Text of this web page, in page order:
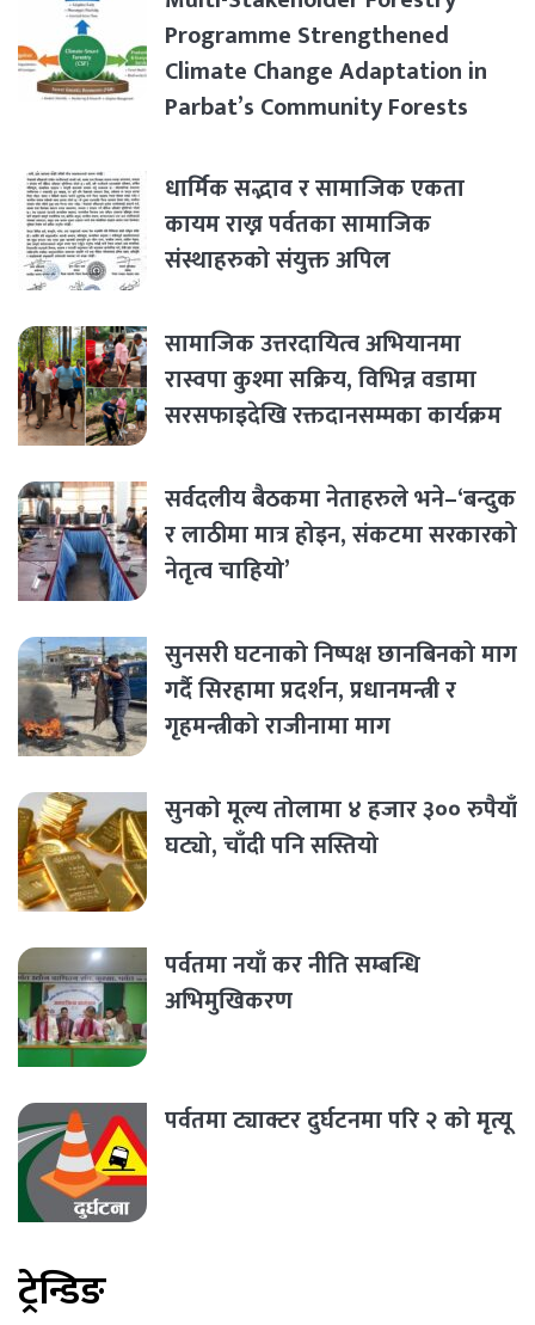
Programme Strengthened
Climate Change Adaptation in
Parbat’s Community Forests
धार्मिक सद्भाव र सामाजिक एकता
कायम राख्न पर्वतका सामाजिक
संस्थाहरुको संयुक्त अपिल
सामाजिक उत्तरदायित्व अभियानमा
रास्वपा कुश्मा सक्रिय, विभिन्न वडामा
सरसफाइदेखि रक्तदानसम्मका कार्यक्रम
सर्वदलीय बैठकमा नेताहरुले भने–‘बन्दुक
र लाठीमा मात्र होइन, संकटमा सरकारको
नेतृत्व चाहियो’
सुनसरी घटनाको निष्पक्ष छानबिनको माग
गर्दै सिरहामा प्रदर्शन, प्रधानमन्त्री र
गृहमन्त्रीको राजीनामा माग
सुनको मूल्य तोलामा ४ हजार ३०० रुपैयाँ
घट्यो, चाँदी पनि सस्तियो
पर्वतमा नयाँ कर नीति सम्बन्धि
अभिमुखिकरण
पर्वतमा ट्याक्टर दुर्घटनमा परि २ को मृत्यू
ट्रेन्डिङ